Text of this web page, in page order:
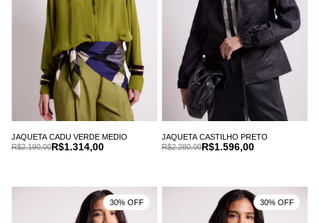
JAQUETA CADU VERDE MEDIO
R$1.314,00
R$2.190,00
JAQUETA CASTILHO PRETO
R$1.596,00
R$2.280,00
30% OFF 30% OFF